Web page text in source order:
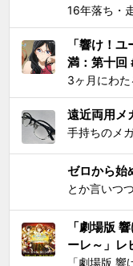
「響け！
満：第十回
遠近両用メ
ゼロから始
「劇場版
ーレ～」レ